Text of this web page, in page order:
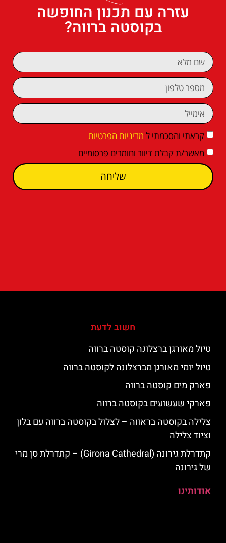
עזרה עם תכנון החופשה
בקוסטה ברווה?
קראתי והסכמתי ל מדיניות הפרטיות
מאשר/ת קבלת דיוור וחומרים פרסומיים
שליחה
חשוב לדעת
טיול מאורגן ברצלונה קוסטה ברווה
טיול יומי מאורגן מברצלונה לקוסטה ברווה
פארק מים קוסטה ברווה
פארקי שעשועים בקוסטה ברווה
צלילה בקוסטה בראווה – לצלול בקוסטה ברווה עם בלון
וציוד צלילה
קתדרלת גירונה (Girona Cathedral) – קתדרלת סן מרי
של גירונה
אודותינו